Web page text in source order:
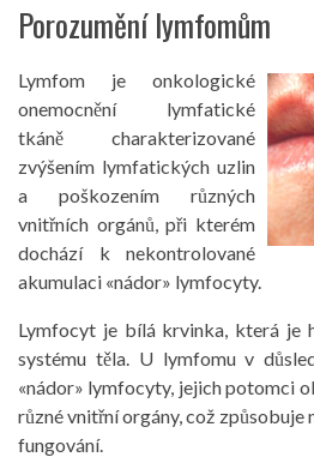
Porozumění lymfomům
Lymfom je onkologické
onemocnění lymfatické
tkáně charakterizované
zvýšením lymfatických uzlin
a poškozením různých
vnitřních orgánů, při kterém
dochází k nekontrolované
akumulaci «nádor» lymfocyty.
Lymfocyt je bílá krvinka, která je
systému těla. U lymfomu v
«nádor» lymfocyty, jejich potomci
různé vnitřní orgány, což způsobuje
fungování.